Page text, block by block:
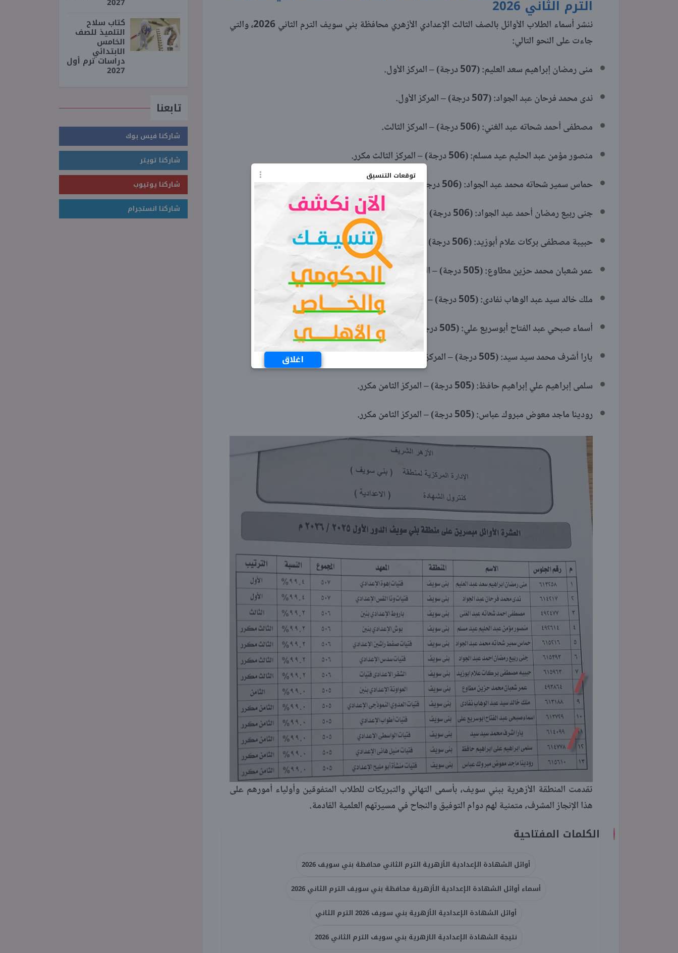
توقعات التنسيق
اغلاق
الترم الثاني 2026
ننشر أسماء الطلاب الأوائل بالصف الثالث الإعدادي الأزهري محافظة بني سويف الترم الثاني 2026، والتي
جاءت على النحو التالي:
منى رمضان إبراهيم سعد العليم: (507 درجة) – المركز الأول.
ندى محمد فرحان عبد الجواد: (507 درجة) – المركز الأول.
مصطفى أحمد شحاته عبد الغني: (506 درجة) – المركز الثالث.
منصور مؤمن عبد الحليم عيد مسلم: (506 درجة) – المركز الثالث مكرر.
حماس سمير شحاته محمد عبد الجواد: (506 درجة) – المركز الثالث مكرر.
جنى ربيع رمضان أحمد عبد الجواد: (506 درجة) – المركز الثالث مكرر.
حبيبة مصطفى بركات علام أبوزيد: (506 درجة) – المركز الثالث مكرر.
عمر شعبان محمد حزين مطاوع: (505 درجة) – المركز الثامن.
ملك خالد سيد عبد الوهاب نفادى: (505 درجة) – المركز الثامن مكرر.
أسماء صبحي عبد الفتاح أبوسريع علي: (505 درجة) – المركز الثامن مكرر.
يارا أشرف محمد سيد سيد: (505 درجة) – المركز الثامن مكرر.
سلمى إبراهيم علي إبراهيم حافظ: (505 درجة) – المركز الثامن مكرر.
رودينا ماجد معوض مبروك عباس: (505 درجة) – المركز الثامن مكرر.
​​​​​​​تقدمت المنطقة الأزهرية ببني سويف، بأسمى التهاني والتبريكات للطلاب المتفوقين وأولياء أمورهم على
هذا الإنجاز المشرف، متمنية لهم دوام التوفيق والنجاح في مسيرتهم العلمية القادمة.
الكلمات المفتاحية
أوائل الشهادة الإعدادية الأزهرية الترم الثاني محافظة بني سويف 2026
أسماء أوائل الشهادة الإعدادية الأزهرية محافظة بني سويف الترم الثاني 2026
أوائل الشهادة الإعدادية الأزهرية بني سويف 2026 الترم الثاني
نتيجة الشهادة الإعدادية الازهرية بني سويف الترم الثاني 2026
كتاب سلاح
التلميذ للصف
الخامس
الابتدائي
دراسات ترم أول
2027
تابعنا
شاركنا فيس بوك
شاركنا تويتر
شاركنا يوتيوب
شاركنا انستجرام